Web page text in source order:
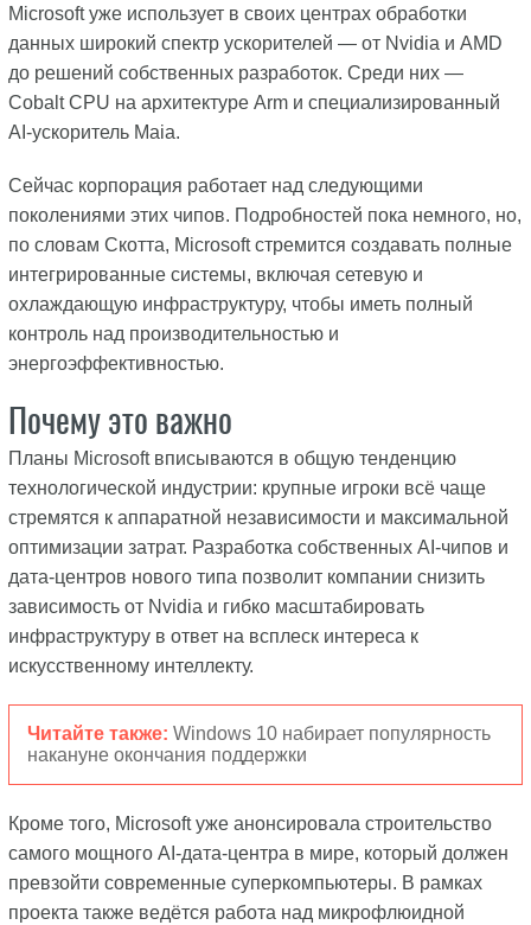
Microsoft уже использует в своих центрах обработки
данных широкий спектр ускорителей — от Nvidia и AMD
до решений собственных разработок. Среди них —
Cobalt CPU на архитектуре Arm и специализированный
AI-ускоритель Maia.
Сейчас корпорация работает над следующими
поколениями этих чипов. Подробностей пока немного, но,
по словам Скотта, Microsoft стремится создавать полные
интегрированные системы, включая сетевую и
охлаждающую инфраструктуру, чтобы иметь полный
контроль над производительностью и
энергоэффективностью.
Почему это важно
Планы Microsoft вписываются в общую тенденцию
технологической индустрии: крупные игроки всё чаще
стремятся к аппаратной независимости и максимальной
оптимизации затрат. Разработка собственных AI-чипов и
дата-центров нового типа позволит компании снизить
зависимость от Nvidia и гибко масштабировать
инфраструктуру в ответ на всплеск интереса к
искусственному интеллекту.
Читайте также: Windows 10 набирает популярность
накануне окончания поддержки
Кроме того, Microsoft уже анонсировала строительство
самого мощного AI-дата-центра в мире, который должен
превзойти современные суперкомпьютеры. В рамках
проекта также ведётся работа над микрофлюидной